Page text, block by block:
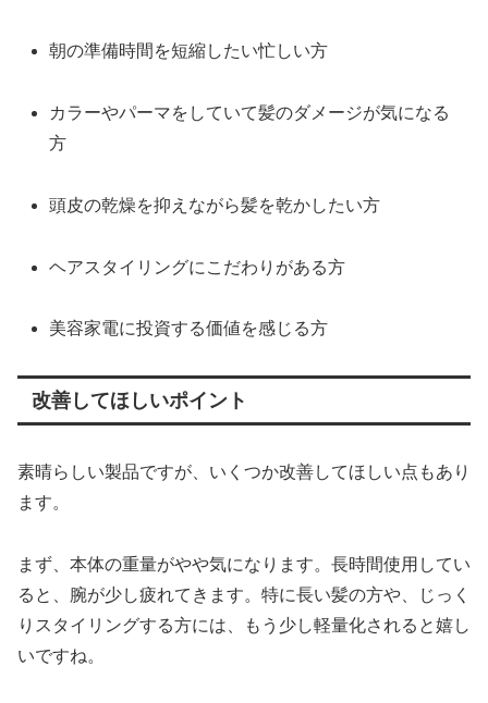
朝の準備時間を短縮したい忙しい方
カラーやパーマをしていて髪のダメージが気になる
方
頭皮の乾燥を抑えながら髪を乾かしたい方
ヘアスタイリングにこだわりがある方
美容家電に投資する価値を感じる方
改善してほしいポイント
素晴らしい製品ですが、いくつか改善してほしい点もあり
ます。
まず、本体の重量がやや気になります。長時間使用してい
ると、腕が少し疲れてきます。特に長い髪の方や、じっく
りスタイリングする方には、もう少し軽量化されると嬉し
いですね。